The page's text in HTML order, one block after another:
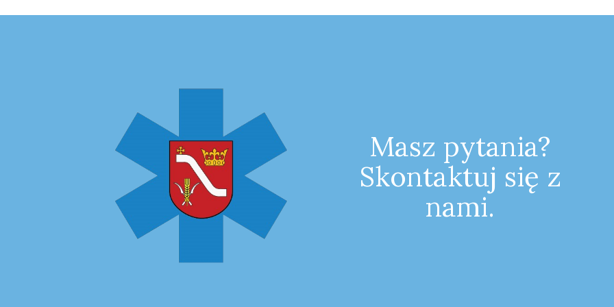
Masz pytania?
Skontaktuj się z
nami.